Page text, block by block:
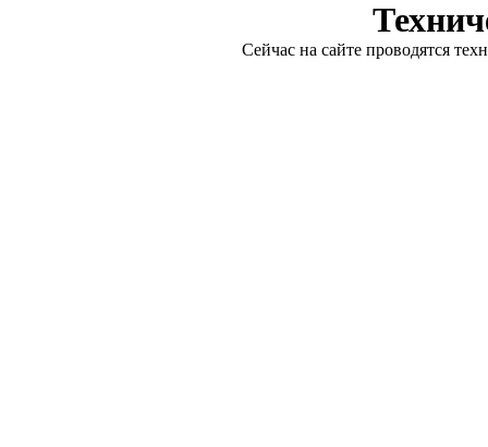
Сейчас на сайте проводятся